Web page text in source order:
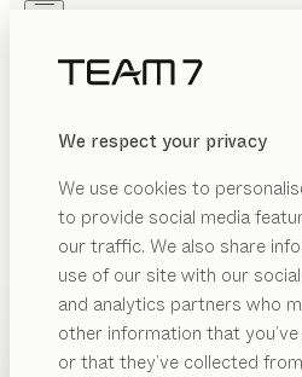
We respect your privacy
We use cookies to
to provide social media
our traffic. We also share
use of our site with our
and analytics partners who
other information that
or that they’ve collected
PRODUKTE
INSPIRATION
HÄNDLER
PRODUKTE
+49 841 33231